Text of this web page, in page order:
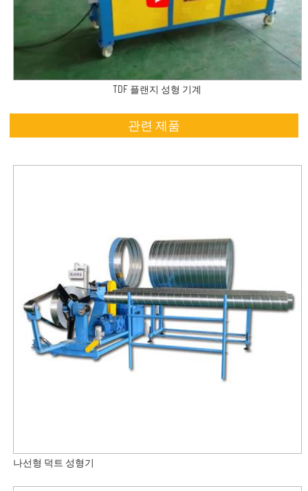
TDF 플랜지 성형 기계
관련 제품
나선형 덕트 성형기